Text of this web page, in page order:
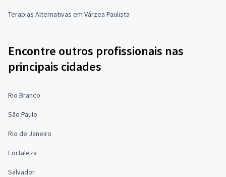
Terapias Alternativas em Várzea Paulista
Encontre outros profissionais nas
principais cidades
Rio Branco
São Paulo
Rio de Janeiro
Fortaleza
Salvador